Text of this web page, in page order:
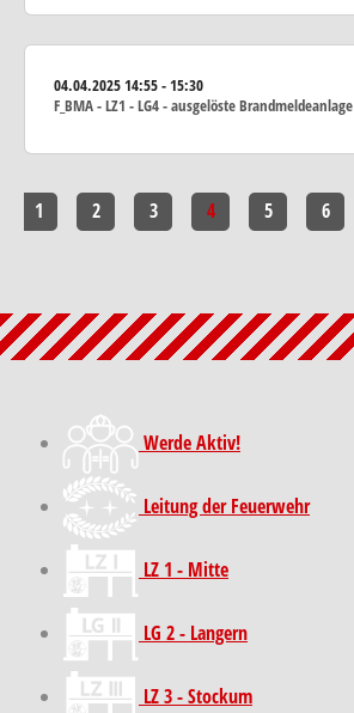
04.04.202514:55 - 15:30
F_BMA - LZ1 - LG4 - ausgelöste Brandmeldeanlage
1 2 3 4 5 6
Werde Aktiv!
Leitung der Feuerwehr
LZ 1 - Mitte
LG 2 - Langern
LZ 3 - Stockum